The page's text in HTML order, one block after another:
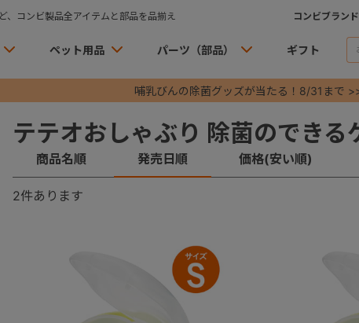
、コンビ製品全アイテムと部品を品揃え コンビブラン
ペット用品 パーツ（部品） ギフト
哺乳びんの除菌グッズが当たる！8/31まで
テテオおしゃぶり 除菌のできる
商品名順 発売日順 価格(安い順)
2件あります